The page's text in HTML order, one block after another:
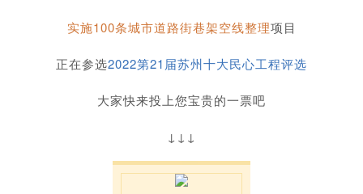
实施100条城市道路街巷架空线整理项目
正在参选2022第21届苏州十大民心工程评选
大家快来投上您宝贵的一票吧
↓↓↓